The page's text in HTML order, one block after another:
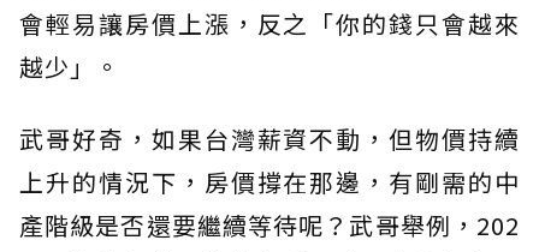
會輕易讓房價上漲，反之「你的錢只會越來
越少」。
武哥好奇，如果台灣薪資不動，但物價持續
上升的情況下，房價撐在那邊，有剛需的中
產階級是否還要繼續等待呢？武哥舉例，202